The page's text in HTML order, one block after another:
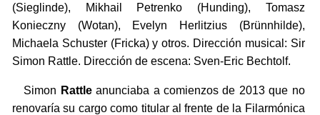
(Sieglinde), Mikhail Petrenko (Hunding), Tomasz
Konieczny (Wotan), Evelyn Herlitzius (Brünnhilde),
Michaela Schuster (Fricka) y otros. Dirección musical: Sir
Simon Rattle. Dirección de escena: Sven-Eric Bechtolf.
Simon Rattleanunciaba a comienzos de 2013 que no
renovaría su cargo como titular al frente de la Filarmónica